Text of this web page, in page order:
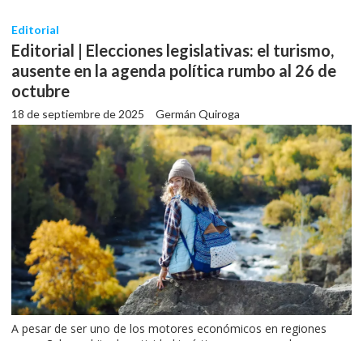
Editorial | Elecciones legislativas: el turismo,
ausente en la agenda política rumbo al 26 de
octubre
Germán Quiroga
Editorial
18 de septiembre de 2025
A pesar de ser uno de los motores económicos en regiones